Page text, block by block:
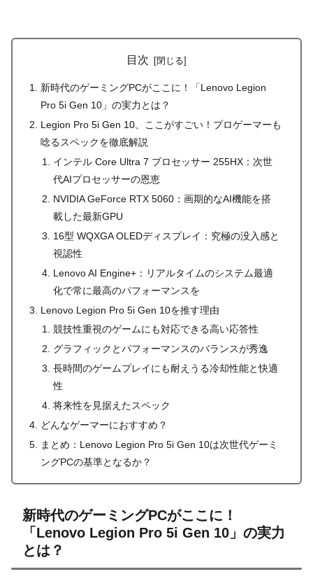
目次
新時代のゲーミングPCがここに！「Lenovo Legion
Pro 5i Gen 10」の実力とは？
Legion Pro 5i Gen 10、ここがすごい！プロゲーマーも
唸るスペックを徹底解説
インテル Core Ultra 7 プロセッサー 255HX：次世
代AIプロセッサーの恩恵
NVIDIA GeForce RTX 5060：画期的なAI機能を搭
載した最新GPU
16型 WQXGA OLEDディスプレイ：究極の没入感と
視認性
Lenovo AI Engine+：リアルタイムのシステム最適
化で常に最高のパフォーマンスを
Lenovo Legion Pro 5i Gen 10を推す理由
競技性重視のゲームにも対応できる高い応答性
グラフィックとパフォーマンスのバランスが秀逸
長時間のゲームプレイにも耐えうる冷却性能と快適
性
将来性を見据えたスペック
どんなゲーマーにおすすめ？
まとめ：Lenovo Legion Pro 5i Gen 10は次世代ゲーミ
ングPCの基準となるか？
新時代のゲーミングPCがここに！
「Lenovo Legion Pro 5i Gen 10」の実力
とは？